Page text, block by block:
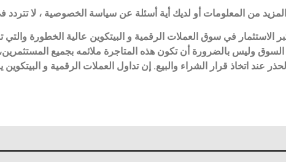
من المعلومات أو لديك أية أسئلة عن سياسة الخصوصية ، لا تتردد
الاستثمار في سوق العملات الرقمية و البيتكوين عالية الخطورة
السوق وليس بالضرورة أن تكون هذه المتاجرة ملائمه بجميع
عند اتخاذ قرار الشراء والبيع. إن تداول العملات الرقمية و